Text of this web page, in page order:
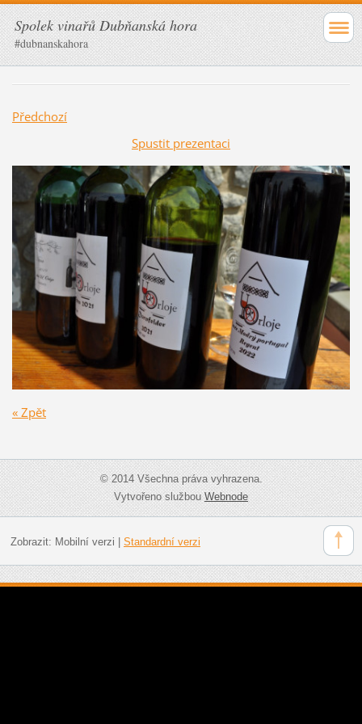
Spolek vinařů Dubňanská hora
#dubnanskahora
Předchozí
Spustit prezentaci
« Zpět
© 2014 Všechna práva vyhrazena.
Vytvořeno službouWebnode
Zobrazit: Mobilní verzi Standardní verzi